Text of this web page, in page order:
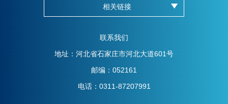
相关链接
联系我们
地址：河北省石家庄市河北大道601号
邮编：052161
电话：0311-87207991